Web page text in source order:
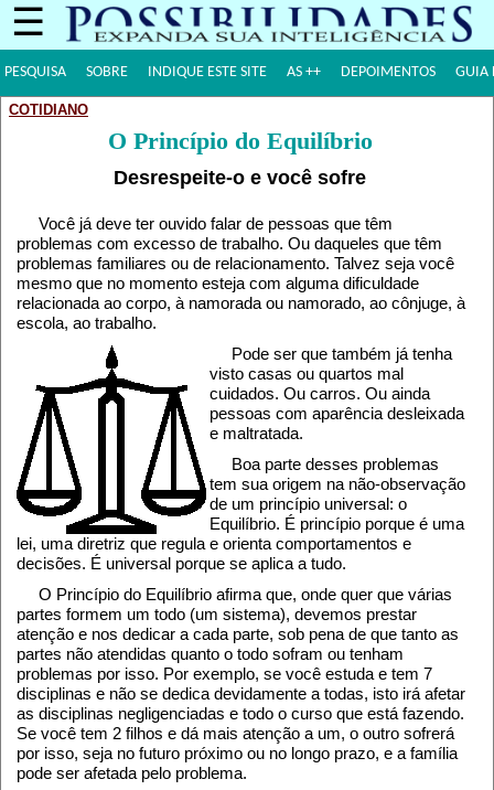
☰
PESQUISA SOBRE INDIQUE ESTE SITE AS ++ DEPOIMENTOS GUIA
COTIDIANO
O Princípio do Equilíbrio
Desrespeite-o e você sofre
Você já deve ter ouvido falar de pessoas que têm
problemas com excesso de trabalho. Ou daqueles que têm
problemas familiares ou de relacionamento. Talvez seja você
mesmo que no momento esteja com alguma dificuldade
relacionada ao corpo, à namorada ou namorado, ao cônjuge, à
escola, ao trabalho.
Pode ser que também já tenha
visto casas ou quartos mal
cuidados. Ou carros. Ou ainda
pessoas com aparência desleixada
e maltratada.
Boa parte desses problemas
tem sua origem na não-observação
de um princípio universal: o
Equilíbrio. É princípio porque é uma
lei, uma diretriz que regula e orienta comportamentos e
decisões. É universal porque se aplica a tudo.
O Princípio do Equilíbrio afirma que, onde quer que várias
partes formem um todo (um sistema), devemos prestar
atenção e nos dedicar a cada parte, sob pena de que tanto as
partes não atendidas quanto o todo sofram ou tenham
problemas por isso. Por exemplo, se você estuda e tem 7
disciplinas e não se dedica devidamente a todas, isto irá afetar
as disciplinas negligenciadas e todo o curso que está fazendo.
Se você tem 2 filhos e dá mais atenção a um, o outro sofrerá
por isso, seja no futuro próximo ou no longo prazo, e a família
pode ser afetada pelo problema.